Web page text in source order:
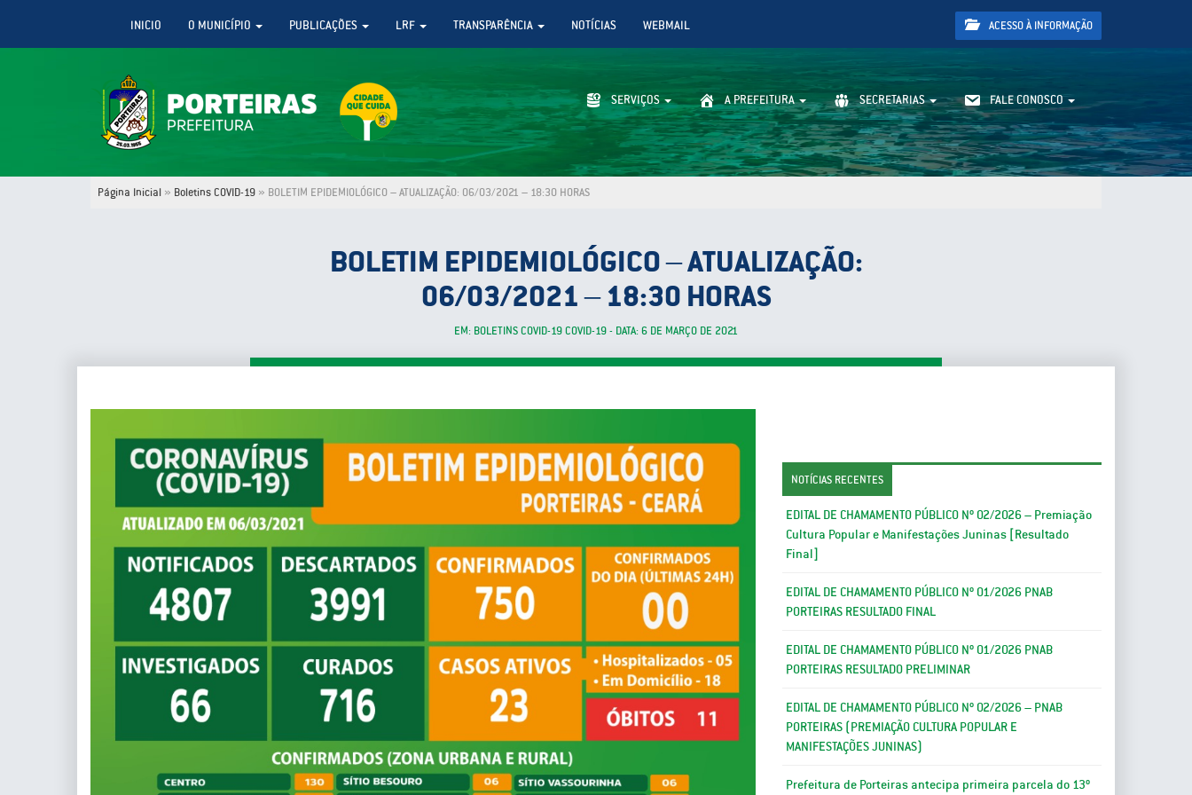
INICIO O MUNICÍPIO PUBLICAÇÕES LRF TRANSPARÊNCIA NOTÍCIAS WEBMAIL ACESSO À INFORMAÇÃO
SERVIÇOS A PREFEITURA SECRETARIAS FALE CONOSCO
Página Inicial » Boletins COVID-19 » BOLETIM EPIDEMIOLÓGICO – ATUALIZAÇÃO: 06/03/2021 – 18:30 HORAS
BOLETIM EPIDEMIOLÓGICO – ATUALIZAÇÃO:
06/03/2021 – 18:30 HORAS
EM: BOLETINS COVID-19 COVID-19 - DATA: 6 DE MARÇO DE 2021
NOTÍCIAS RECENTES
EDITAL DE CHAMAMENTO PÚBLICO Nº 02/2026 – Premiação
Cultura Popular e Manifestações Juninas [Resultado
Final]
EDITAL DE CHAMAMENTO PÚBLICO Nº 01/2026 PNAB
PORTEIRAS RESULTADO FINAL
EDITAL DE CHAMAMENTO PÚBLICO Nº 01/2026 PNAB
PORTEIRAS RESULTADO PRELIMINAR
EDITAL DE CHAMAMENTO PÚBLICO Nº 02/2026 – PNAB
PORTEIRAS (PREMIAÇÃO CULTURA POPULAR E
MANIFESTAÇÕES JUNINAS)
Prefeitura de Porteiras antecipa primeira parcela do 13º